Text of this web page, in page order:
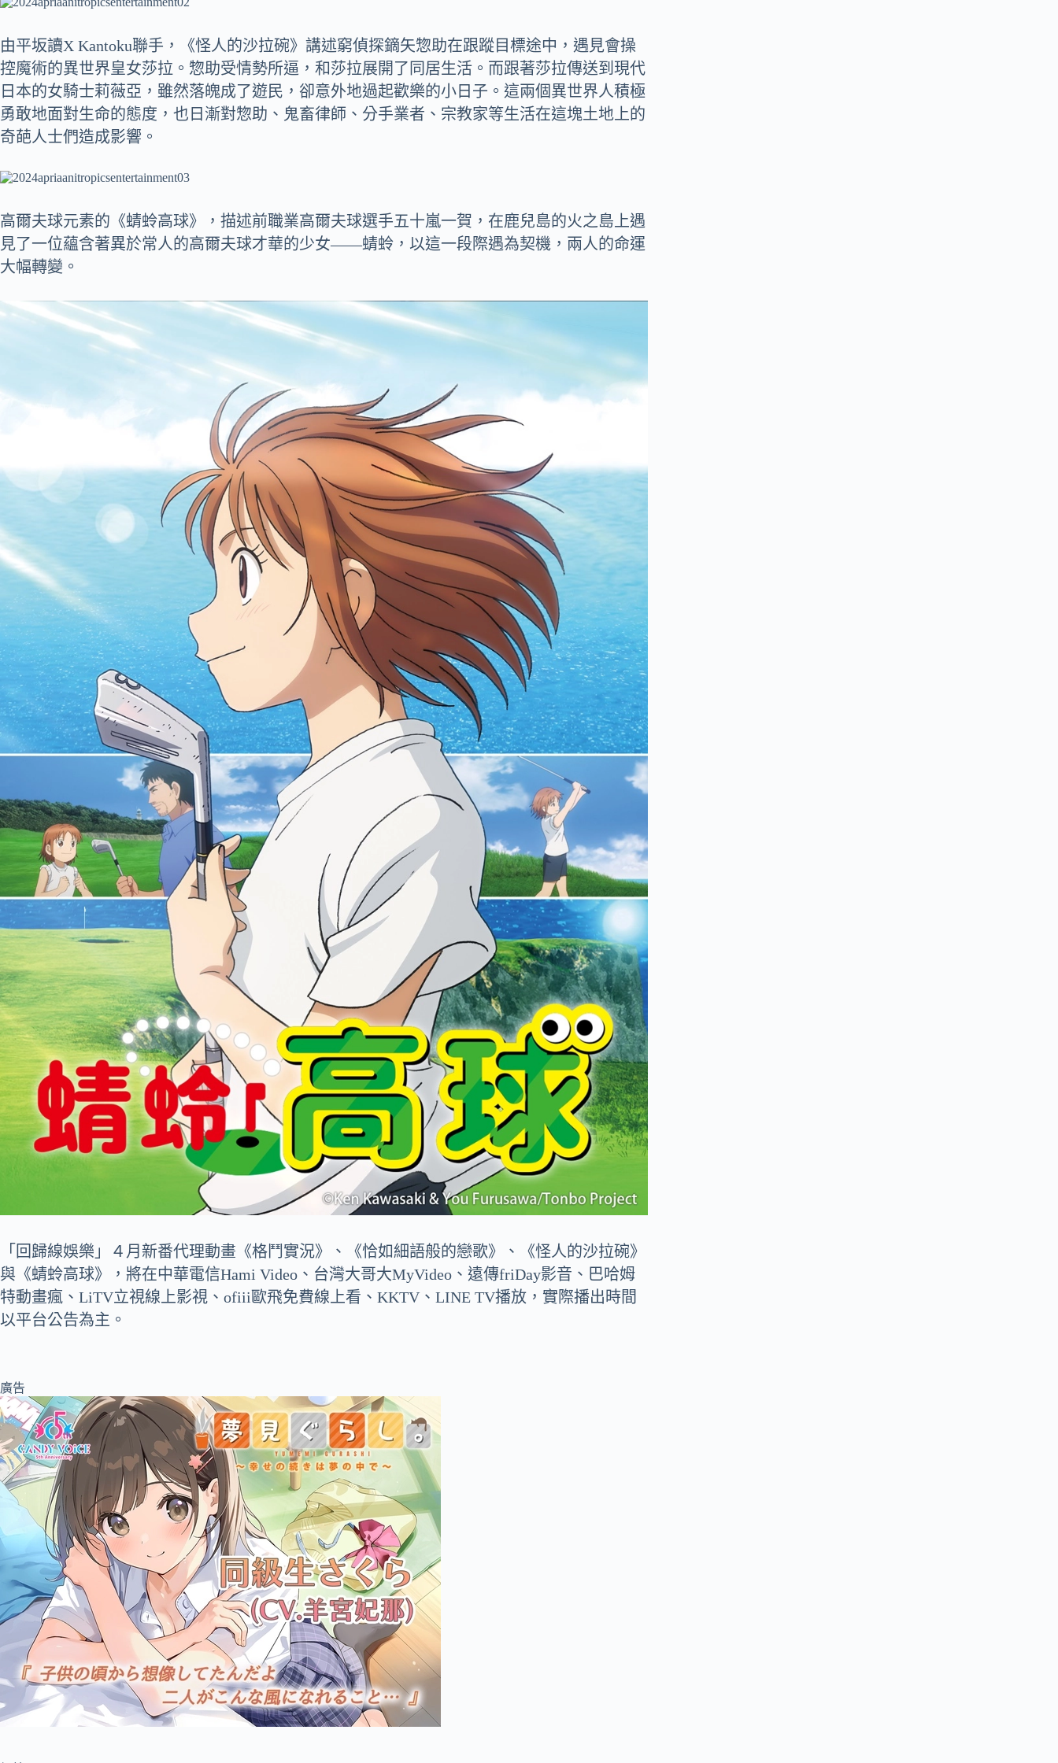
由平坂讀X Kantoku聯手，《怪人的沙拉碗》講述窮偵探鏑矢惣助在跟蹤目標途中，遇見會操
控魔術的異世界皇女莎拉。惣助受情勢所逼，和莎拉展開了同居生活。而跟著莎拉傳送到現代
日本的女騎士莉薇亞，雖然落魄成了遊民，卻意外地過起歡樂的小日子。這兩個異世界人積極
勇敢地面對生命的態度，也日漸對惣助、鬼畜律師、分手業者、宗教家等生活在這塊土地上的
奇葩人士們造成影響。
高爾夫球元素的《蜻蛉高球》，描述前職業高爾夫球選手五十嵐一賀，在鹿兒島的火之島上遇
見了一位蘊含著異於常人的高爾夫球才華的少女——蜻蛉，以這一段際遇為契機，兩人的命運
大幅轉變。
「回歸線娛樂」４月新番代理動畫《格鬥實況》、《恰如細語般的戀歌》、《怪人的沙拉碗》
與《蜻蛉高球》，將在中華電信Hami Video、台灣大哥大MyVideo、遠傳friDay影音、巴哈姆
特動畫瘋、LiTV立視線上影視、ofiii歐飛免費線上看、KKTV、LINE TV播放，實際播出時間
以平台公告為主。
廣告